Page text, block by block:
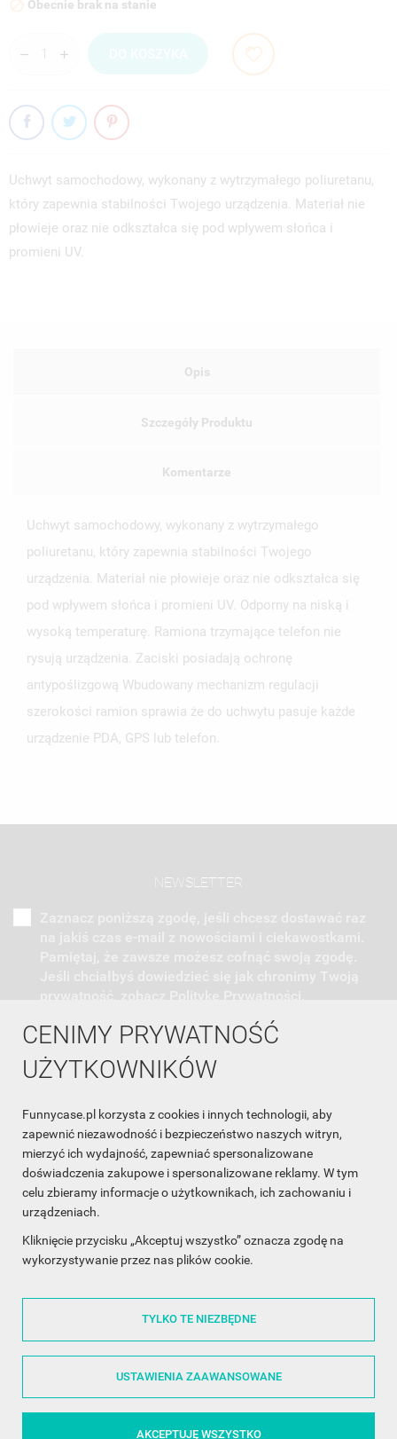
CENIMY PRYWATNOŚĆ
UŻYTKOWNIKÓW
Funnycase.pl korzysta z cookies i innych technologii, aby
zapewnić niezawodność i bezpieczeństwo naszych witryn,
mierzyć ich wydajność, zapewniać spersonalizowane
doświadczenia zakupowe i spersonalizowane reklamy. W tym
celu zbieramy informacje o użytkownikach, ich zachowaniu i
urządzeniach.
Kliknięcie przycisku „Akceptuj wszystko” oznacza zgodę na
wykorzystywanie przez nas plików cookie.
TYLKO TE NIEZBĘDNE
USTAWIENIA ZAAWANSOWANE
AKCEPTUJĘ WSZYSTKO
 Obecnie brak na stanie
Uchwyt samochodowy, wykonany z wytrzymałego poliuretanu,
który zapewnia stabilności Twojego urządzenia. Materiał nie
płowieje oraz nie odkształca się pod wpływem słońca i
promieni UV.
Opis
Szczegóły Produktu
Komentarze
Uchwyt samochodowy, wykonany z wytrzymałego
poliuretanu, który zapewnia stabilności Twojego
urządzenia. Materiał nie płowieje oraz nie odkształca się
pod wpływem słońca i promieni UV. Odporny na niską i
wysoką temperaturę. Ramiona trzymające telefon nie
rysują urządzenia. Zaciski posiadają ochronę
antypoślizgową Wbudowany mechanizm regulacji
szerokości ramion sprawia że do uchwytu pasuje każde
urządzenie PDA, GPS lub telefon.
NEWSLETTER
INFORMACJA O SKLEPIE
INFORMACJE
OBSŁUGA KLIENTA
WSPÓŁPRACA
ŚLEDŹ NAS NA FACEBOOKU
Made with❤in Poland
UTWÓRZ LISTĘ ŻYCZEŃ
NAZWA LISTY ŻYCZEŃ
ZALOGUJ SIĘ
MUSISZ BYĆ ZALOGOWANY BY ZAPISAĆ PRODUKTY NA